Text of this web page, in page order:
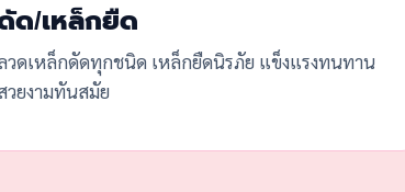
ด/เหล็กยืด
วดเหล็กดัดทุกชนิด เหล็กยืดนิรภัย แข็งแรงทนทาน
วยงามทันสมัย